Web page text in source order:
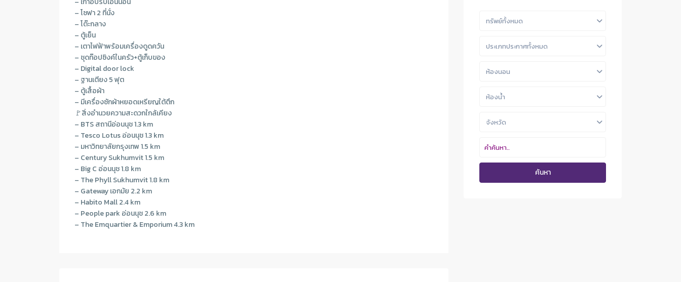
– โซฟา 2 ที่นั่ง
– โต๊ะกลาง
– ตู้เย็น
– เตาไฟฟ้าพร้อมเครื่องดูดควัน
– ชุดท๊อปซิงค์ในครัว+ตู้เก็บของ
– Digital door lock
– ฐานเตียง 5 ฟุต
– ตู้เสื้อผ้า
– มีเครื่องซักผ้าหยอดเหรียญใต้ตึก
🚩สิ่งอำนวยความสะดวกใกล้เคียง
– BTS สถานีอ่อนนุช 1.3 km
– Tesco Lotus อ่อนนุช 1.3 km
– มหาวิทยาลัยกรุงเทพ 1.5 km
– Century Sukhumvit 1.5 km
– Big C อ่อนนุช 1.8 km
– The Phyll Sukhumvit 1.8 km
– Gateway เอกมัย 2.2 km
– Habito Mall 2.4 km
– People park อ่อนนุช 2.6 km
– The Emquartier & Emporium 4.3 km
ทรัพย์ทั้งหมด
ประเภทประกาศทั้งหมด
ห้องนอน
ห้องน้ำ
จังหวัด
ค้นหา